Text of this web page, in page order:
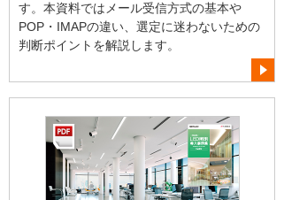
す。本資料ではメール受信方式の基本や
POP・IMAPの違い、選定に迷わないための
判断ポイントを解説します。